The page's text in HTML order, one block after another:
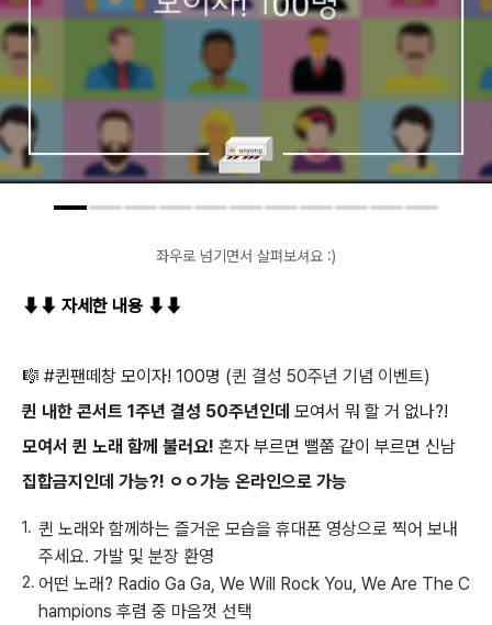
좌우로 넘기면서 살펴보셔요 :)
⬇︎ ⬇︎ 자세한 내용 ⬇︎ ⬇︎
🎼 #퀸팬떼창 모이자! 100명 (퀸 결성 50주년 기념 이벤트)
퀸 내한 콘서트 1주년 결성 50주년인데 모여서 뭐 할 거 없나?!
모여서 퀸 노래 함께 불러요! 혼자 부르면 뻘쭘 같이 부르면 신남
집합금지인데 가능?! ㅇㅇ가능 온라인으로 가능
퀸 노래와 함께하는 즐거운 모습을 휴대폰 영상으로 찍어 보내
주세요. 가발 및 분장 환영
어떤 노래? Radio Ga Ga, We Will Rock You, We Are The C
hampions 후렴 중 마음껏 선택